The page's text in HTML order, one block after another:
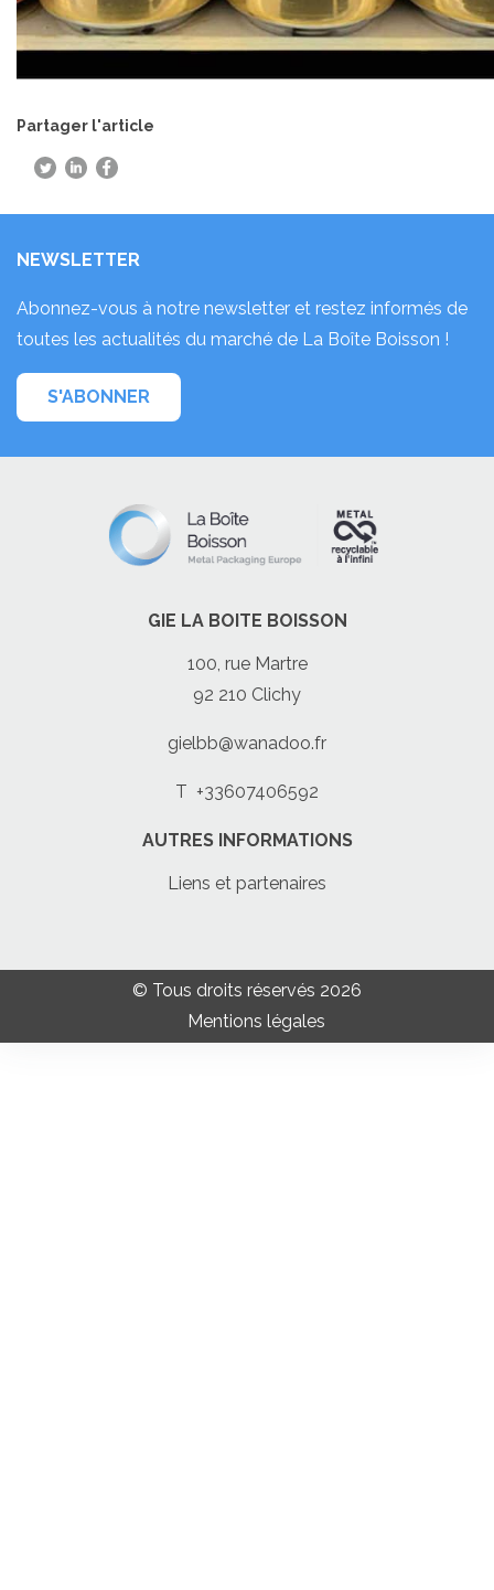
Partager l'article
NEWSLETTER
Abonnez-vous à notre newsletter et restez informés de
toutes les actualités du marché de La Boîte Boisson !
S'ABONNER
GIE LA BOITE BOISSON
100, rue Martre
92 210 Clichy
gielbb@wanadoo.fr
T +33607406592
AUTRES INFORMATIONS
Liens et partenaires
© Tous droits réservés 2026
Mentions légales